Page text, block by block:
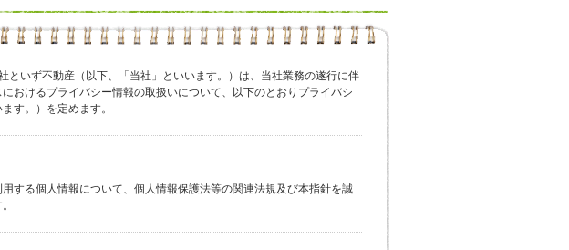
といず不動産（以下、「当社」といいます。）は、当社業務の遂行に伴
おけるプライバシー情報の取扱いについて、以下のとおりプライバシ
す。）を定めます。
する個人情報について、個人情報保護法等の関連法規及び本指針を誠